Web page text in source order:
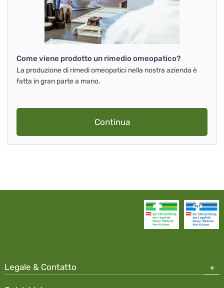
Come viene prodotto un rimedio omeopatico?
La produzione di rimedi omeopatici nella nostra azienda è
fatta in gran parte a mano.
Continua
Legale & Contatto